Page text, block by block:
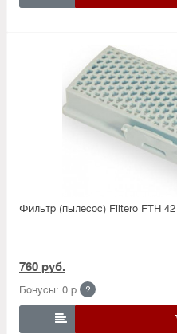
Фильтр (пылесос) Filtero FTH
760 руб.
Бонусы: 0 р. ?
